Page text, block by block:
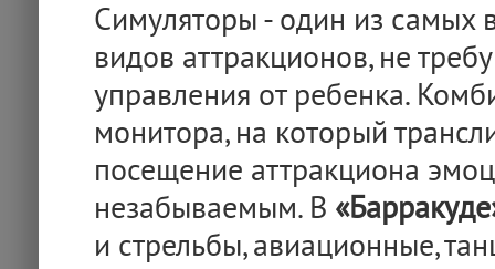
Симуляторы - один из самых
видов аттракционов, не
управления от ребенка.
монитора, на который
посещение аттракциона
незабываемым. В
и стрельбы, авиационные,